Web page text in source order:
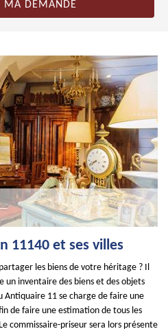
11140 et ses villes
les biens de votre héritage ? Il
inventaire des biens et des objets
Antiquaire 11 se charge de faire une
de faire une estimation de tous les
commissaire-priseur sera lors présente